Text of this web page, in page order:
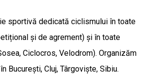
sportivă dedicată ciclismului în toate
și de agrement) și în toate
Ciclocros, Velodrom). Organizăm
București, Cluj, Târgoviște, Sibiu.